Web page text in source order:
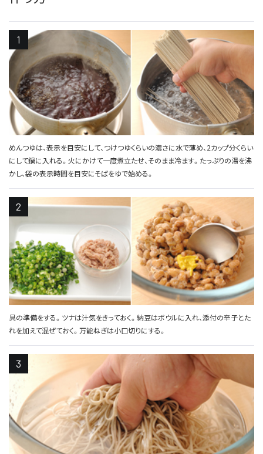
めんつゆは、表示を目安にして、つけつゆくらいの濃さに水で薄め、2カップ分くらい
にして鍋に入れる。火にかけて一度煮立たせ、そのまま冷ます。たっぷりの湯を沸
かし、袋の表示時間を目安にそばをゆで始める。
具の準備をする。ツナは汁気をきっておく。納豆はボウルに入れ、添付の辛子とた
れを加えて混ぜておく。万能ねぎは小口切りにする。